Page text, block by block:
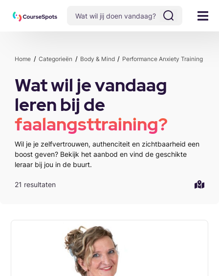
Home Categorieën Body & Mind Performance Anxiety Training
Wat wil je vandaag
leren bij de
faalangsttraining?
Wil je je zelfvertrouwen, authenciteit en zichtbaarheid een
boost geven? Bekijk het aanbod en vind de geschikte
leraar bij jou in de buurt.
21 resultaten